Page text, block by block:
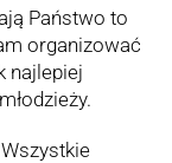
Państwo to
organizować
najlepiej